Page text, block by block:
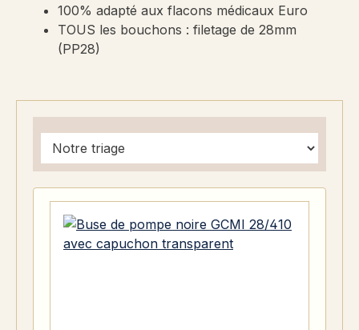
100% adapté aux flacons médicaux Euro
TOUS les bouchons : filetage de 28mm
(PP28)